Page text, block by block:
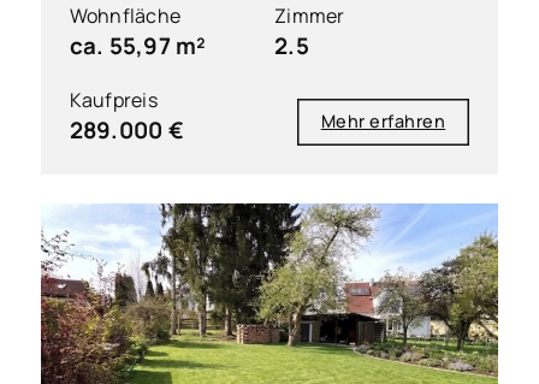
Wohnfläche
ca. 55,97 m²
Zimmer
2.5
Kaufpreis
289.000 € Mehr erfahren